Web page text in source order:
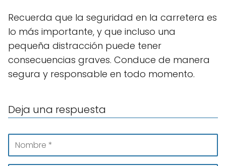
Recuerda que la seguridad en la carretera es
lo más importante, y que incluso una
pequeña distracción puede tener
consecuencias graves. Conduce de manera
segura y responsable en todo momento.
Deja una respuesta